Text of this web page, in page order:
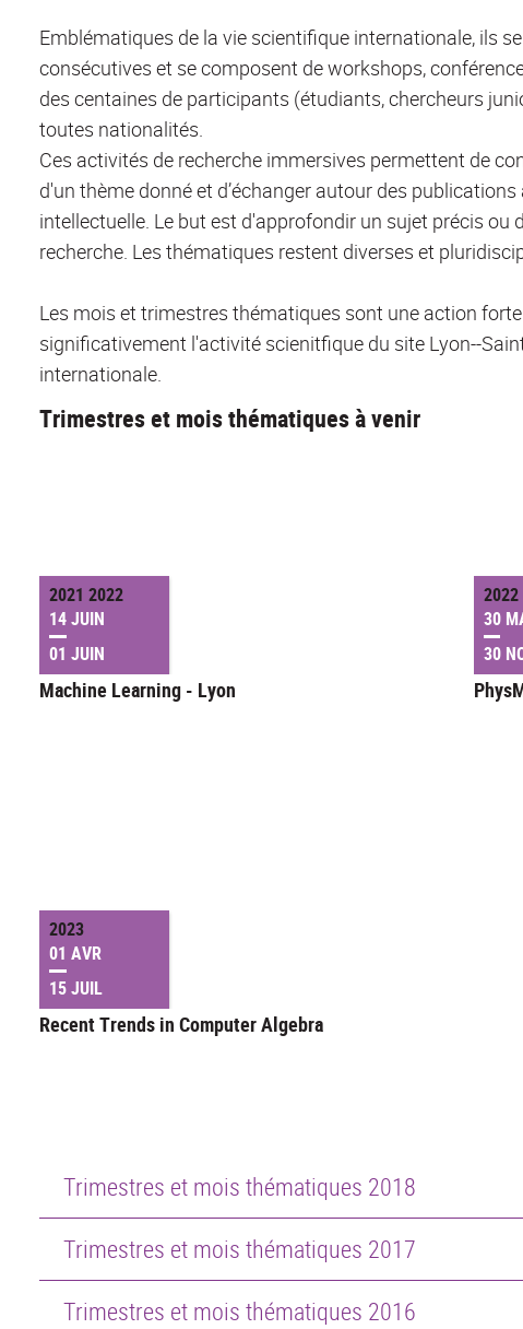
Emblématiques de la vie scientifique internationale, ils
consécutives et se composent de workshops,
des centaines de participants (étudiants, chercheurs
toutes nationalités.
Ces activités de recherche immersives permettent de
d'un thème donné et d’échanger autour des
intellectuelle. Le but est d'approfondir un sujet précis ou
recherche. Les thématiques restent diverses et
Les mois et trimestres thématiques sont une action
significativement l'activité scienitfique du site Lyon--
internationale.
Trimestres et mois thématiques à venir
2021 2022
14 JUIN
01 JUIN
Machine Learning - Lyon
2022
30
30
2023
01 AVR
15 JUIL
Recent Trends in Computer Algebra
Trimestres et mois thématiques 2018
Trimestres et mois thématiques 2017
Trimestres et mois thématiques 2016